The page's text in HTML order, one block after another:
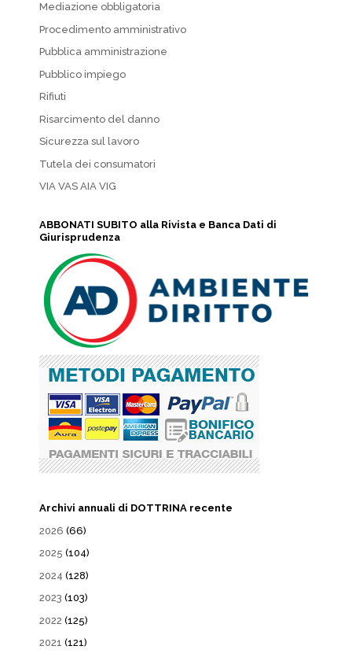
Mediazione obbligatoria
Procedimento amministrativo
Pubblica amministrazione
Pubblico impiego
Rifiuti
Risarcimento del danno
Sicurezza sul lavoro
Tutela dei consumatori
VIA VAS AIA VIG
ABBONATI SUBITO alla Rivista e Banca Dati di
Giurisprudenza
Archivi annuali di DOTTRINA recente
2026 (66)
2025 (104)
2024 (128)
2023 (103)
2022 (125)
2021 (121)